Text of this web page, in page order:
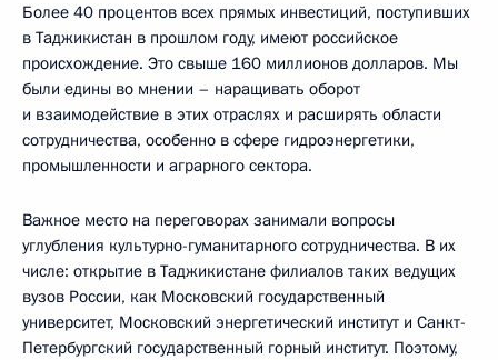
Более 40 процентов всех прямых инвестиций, поступивших
в Таджикистан в прошлом году, имеют российское
происхождение. Это свыше 160 миллионов долларов. Мы
были едины во мнении – наращивать оборот
и взаимодействие в этих отраслях и расширять области
сотрудничества, особенно в сфере гидроэнергетики,
промышленности и аграрного сектора.
Важное место на переговорах занимали вопросы
углубления культурно-гуманитарного сотрудничества. В их
числе: открытие в Таджикистане филиалов таких ведущих
вузов России, как Московский государственный
университет, Московский энергетический институт и Санкт-
Петербургский государственный горный институт. Поэтому,